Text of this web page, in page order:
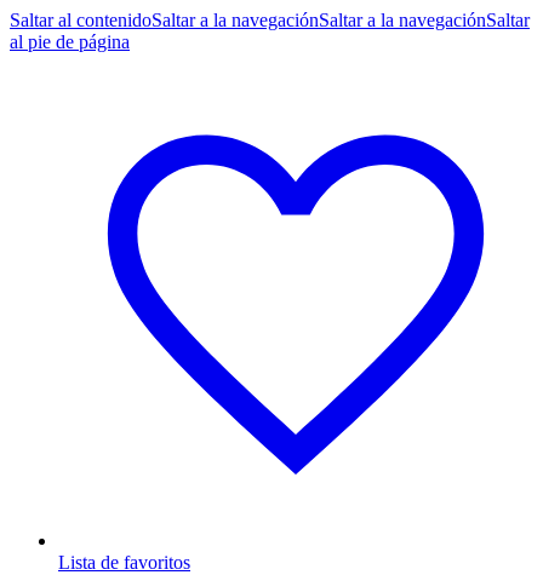
Saltar al contenidoSaltar a la navegaciónSaltar a la navegaciónSaltar
al pie de página
Lista de favoritos